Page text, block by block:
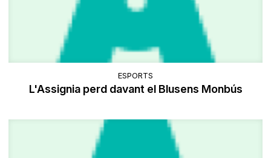
ESPORTS
L'Assignia perd davant el Blusens Monbús